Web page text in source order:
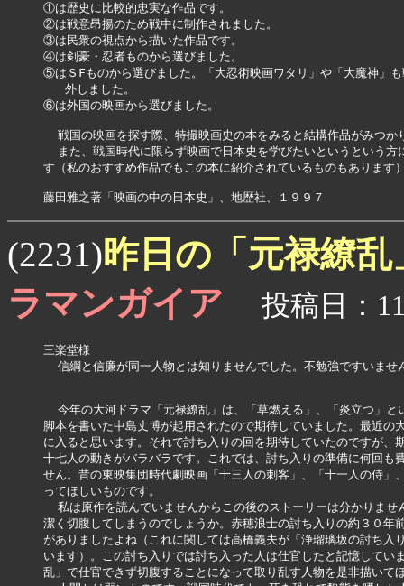
①は歴史に比較的忠実な作品です。
②は戦意昂揚のため戦中に制作されました。
③は民衆の視点から描いた作品です。
④は剣豪・忍者ものから選びました。
⑤はＳFものから選びました。「大忍術映画ワタリ」や「大魔神」
   外しました。
⑥は外国の映画から選びました。
戦国の映画を探す際、特撮映画史の本をみると結構作品がみつか
また、戦国時代に限らず映画で日本史を学びたいというという方
す（私のおすすめ作品でもこの本に紹介されているものもあります
藤田雅之著「映画の中の日本史」、地歴社、１９９７
(2231)昨日の「元禄繚
ラマンガイア 投稿日：
三楽堂様
信綱と信廉が同一人物とは知りませんでした。不勉強ですいませ
今年の大河ドラマ「元禄繚乱」は、「草燃える」、「炎立つ」と
脚本を書いた中島丈博が起用されたので期待していました。最近の
に入ると思います。それで討ち入りの回を期待していたのですが、
十七人の動きがバラバラです。これでは、討ち入りの準備に何回も
せん。昔の東映集団時代劇映画「十三人の刺客」、「十一人の侍」
ってほしいものです。
私は原作を読んでいませんからこの後のストーリーは分かりませ
潔く切腹してしまうのでしょうか。赤穂浪士の討ち入りの約３０年
がありましたよね（これに関しては高橋義夫が「浄瑠璃坂の討ち入
います）。この討ち入りでは討ち入った人は仕官したと記憶してい
乱」で仕官できず切腹することになって取り乱す人物を是非描いて